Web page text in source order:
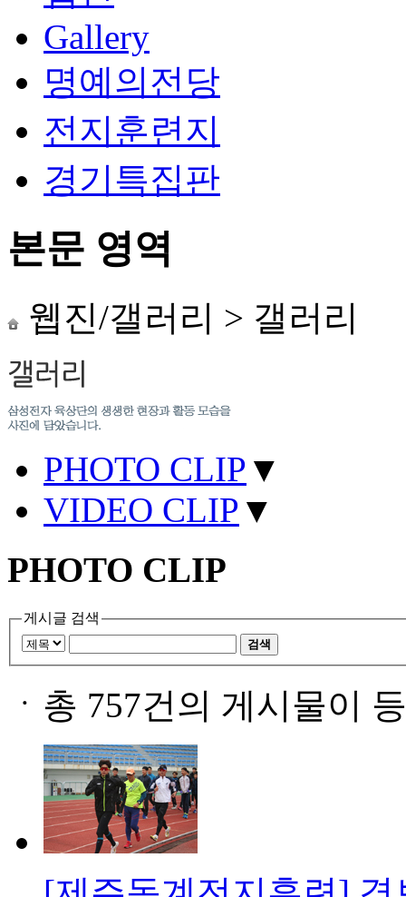
Gallery
명예의전당
전지훈련지
경기특집판
본문 영역
웹진/갤러리 > 갤러리
PHOTO CLIP ▼
VIDEO CLIP ▼
PHOTO CLIP
게시글 검색
검색
ㆍ 총 757건의 게시물이